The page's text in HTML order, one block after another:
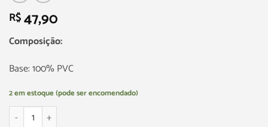
R$47,90
Composição:
Base: 100% PVC
2 em estoque (pode ser encomendado)